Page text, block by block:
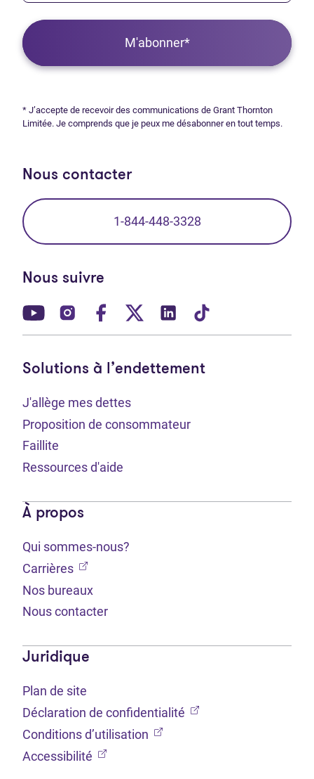
M'abonner*
* J’accepte de recevoir des communications de Grant Thornton
Limitée. Je comprends que je peux me désabonner en tout temps.
Nous contacter
1-844-448-3328
Nous suivre
(Ouvre dans un nouvel onglet)
(Ouvre dans un nouvel onglet)
(Ouvre dans un nouvel onglet)
(Ouvre dans un nouvel
(Ouvre dans un
Solutions à l’endettement
J'allège mes dettes
Proposition de consommateur
Faillite
Ressources d'aide
À propos
Qui sommes-nous?
Carrières (Ouvre dans un nouvel onglet)
Nos bureaux
Nous contacter
Juridique
Plan de site
Déclaration de confidentialité (Ouvre dans un
Conditions d’utilisation (Ouvre dans un nouvel
Accessibilité (Ouvre dans un nouvel onglet)